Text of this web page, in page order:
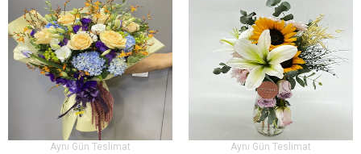
Aynı Gün Teslimat Aynı Gün Teslimat